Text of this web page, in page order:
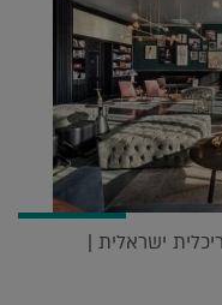
ישראלית |